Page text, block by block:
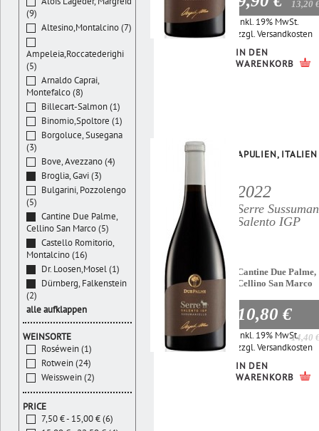
13,20
Inkl. 19% MwSt.
zzgl.Versandkosten
IN DEN
WARENKORB
APULIEN, ITALIEN
2022
Serre
Salento IGP
Cantine Due Palme,
Cellino San Marco
10,80 €
14,40
Inkl. 19% MwSt.
zzgl.Versandkosten
IN DEN
WARENKORB
(9)
Altesino,Montalcino (7)
Ampeleia,Roccatederighi
(5)
Arnaldo Caprai,
Montefalco (8)
Billecart-Salmon (1)
Binomio,Spoltore (1)
Borgoluce, Susegana
(3)
Bove, Avezzano (4)
Broglia, Gavi (3)
Bulgarini, Pozzolengo
(5)
Cantine Due Palme,
Cellino San Marco (5)
Castello Romitorio,
Montalcino (16)
Dr. Loosen,Mosel (1)
Dürnberg, Falkenstein
(2)
alle aufklappen
WEINSORTE
Roséwein (1)
Rotwein (24)
Weisswein (2)
PRICE
7,50 € - 15,00 € (6)